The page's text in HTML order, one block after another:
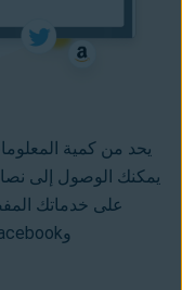
يحد من كمية
يمكنك الوصول إلى
على خدماتك
و